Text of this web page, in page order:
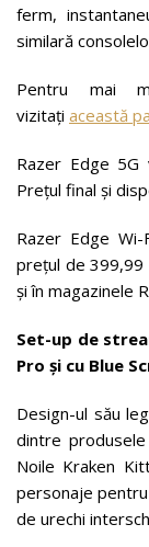
ferm,
similară
Pentru mai
vizitați această
Razer Edge 5G
Prețul final și
Razer Edge
prețul de 399,99
și în magazinele
Set-up de
Pro și cu Blue
Design-ul său
dintre
Noile Kraken
personaje
de urechi